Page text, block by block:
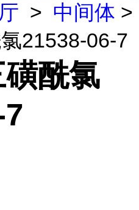
> 中间体 >
21538-06-7
酰氯